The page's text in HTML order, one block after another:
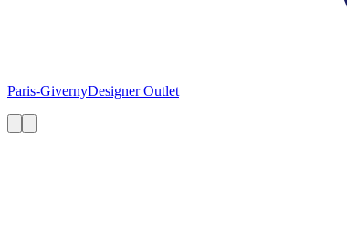
Paris-GivernyDesigner Outlet